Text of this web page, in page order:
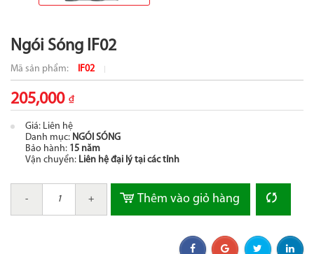
Ngói Sóng IF02
Mã sản phẩm: IF02
205,000 ₫
Giá: Liên hệ
Danh mục: NGÓI SÓNG
Bảo hành: 15 năm
Vận chuyển: Liên hệ đại lý tại các tỉnh
- + Thêm vào giỏ hàng